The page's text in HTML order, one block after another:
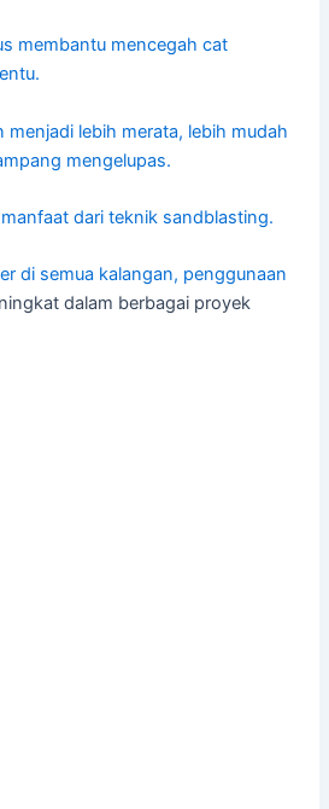
membantu mencegah cat
lebih merata, lebih mudah
mengelupas.
dari teknik sandblasting.
di semua kalangan, penggunaan
dalam berbagai proyek